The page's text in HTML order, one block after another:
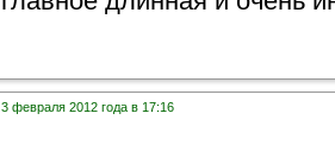
3 февраля 2012 года в 17:16